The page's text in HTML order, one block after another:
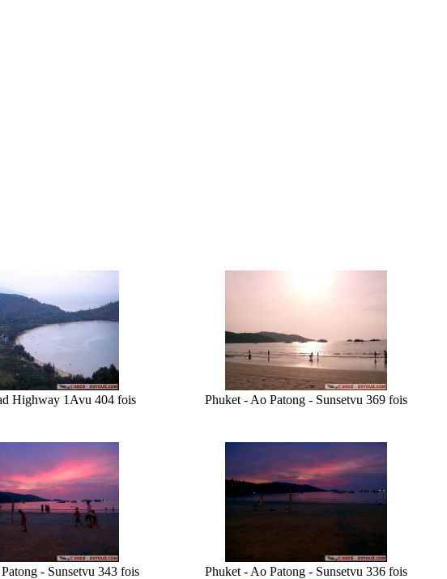
Highway 1Avu 404 fois Phuket - Ao Patong - Sunsetvu 369 fois
- Sunsetvu 343 fois Phuket - Ao Patong - Sunsetvu 336 fois